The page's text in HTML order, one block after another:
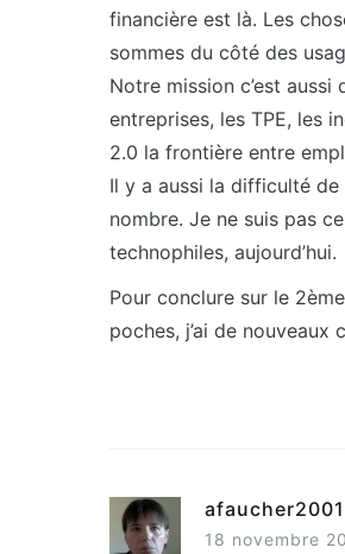
financière est là. Les
sommes du côté des
Notre mission c’est
entreprises, les TPE, les
2.0 la frontière entre
Il y a aussi la difficulté de
nombre. Je ne suis pas
technophiles, aujourd’hui.
Pour conclure sur le
poches, j’ai de
afaucher2001
18 novembre